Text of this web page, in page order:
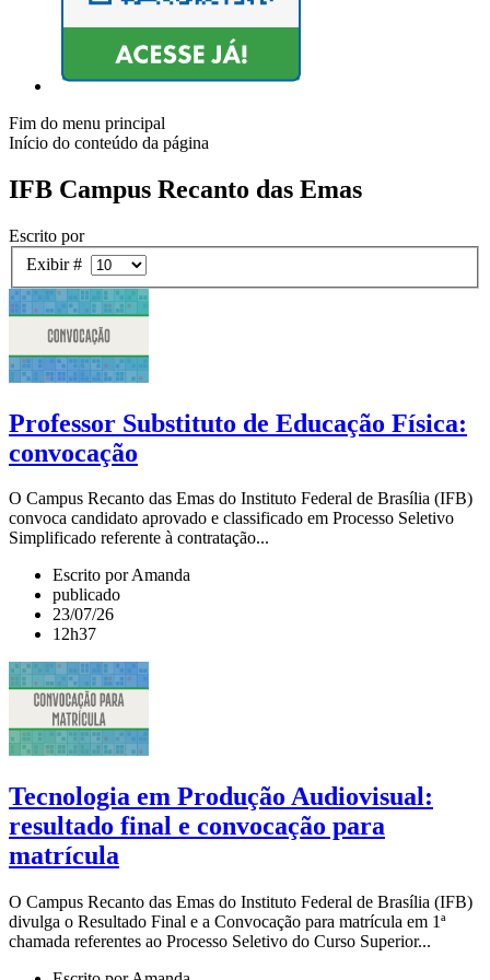
Fim do menu principal
Início do conteúdo da página
IFB Campus Recanto das Emas
Escrito por
Exibir #
Professor Substituto de Educação Física:
convocação
O Campus Recanto das Emas do Instituto Federal de Brasília (IFB)
convoca candidato aprovado e classificado em Processo Seletivo
Simplificado referente à contratação...
Escrito por Amanda
publicado
23/07/26
12h37
Tecnologia em Produção Audiovisual:
resultado final e convocação para
matrícula
O Campus Recanto das Emas do Instituto Federal de Brasília (IFB)
divulga o Resultado Final e a Convocação para matrícula em 1ª
chamada referentes ao Processo Seletivo do Curso Superior...